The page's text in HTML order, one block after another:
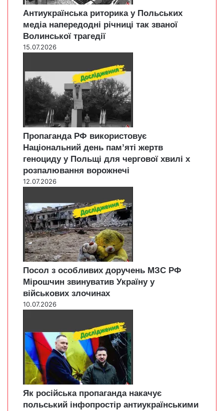
Антиукраїнська риторика у Польських
медіа напередодні річниці так званої
Волинської трагедії
15.07.2026
Пропаганда РФ використовує
Національний день пам’яті жертв
геноциду у Польщі для чергової хвилі х
розпалювання ворожнечі
12.07.2026
Посол з особливих доручень МЗС РФ
Мірошчин звинуватив Україну у
військових злочинах
10.07.2026
Як російська пропаганда накачує
польський інфопростір антиукраїнськими